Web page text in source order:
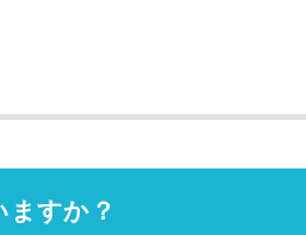
すか？